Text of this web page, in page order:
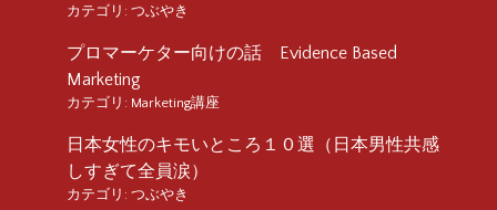
カテゴリ: つぶやき
プロマーケター向けの話 Evidence Based
Marketing
カテゴリ: Marketing講座
日本女性のキモいところ１０選（日本男性共感
しすぎて全員涙）
カテゴリ: つぶやき